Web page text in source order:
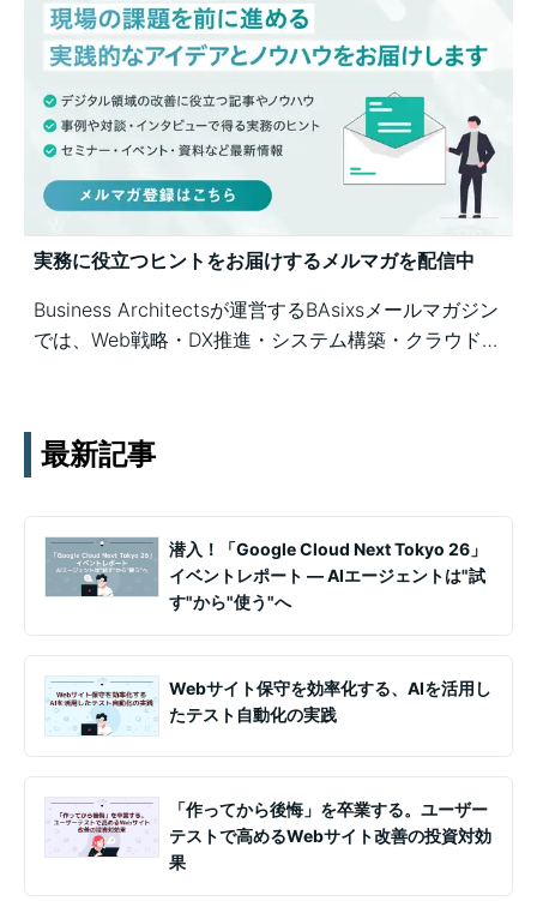
実務に役立つヒントをお届けするメルマガを配信中
Business Architectsが運営するBAsixsメールマガジン
では、Web戦略・DX推進・システム構築・クラウド活
最新記事
潜入！「Google Cloud Next Tokyo 26」
イベントレポート ― AIエージェントは"試
す"から"使う"へ
Webサイト保守を効率化する、AIを活用し
たテスト自動化の実践
「作ってから後悔」を卒業する。ユーザー
テストで高めるWebサイト改善の投資対効
果